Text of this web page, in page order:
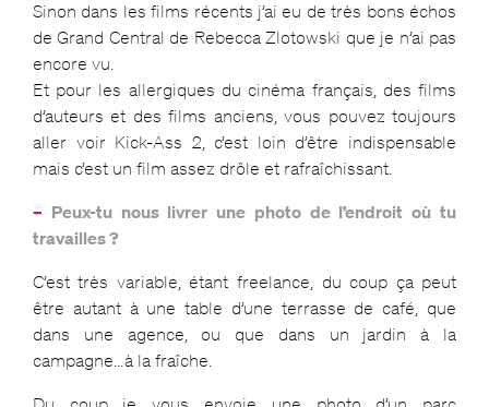
Sinon dans les films récents j’ai eu de très bons échos
de Grand Central de Rebecca Zlotowski que je n’ai pas
encore vu.
Et pour les allergiques du cinéma français, des films
d’auteurs et des films anciens, vous pouvez toujours
aller voir Kick-Ass 2, c’est loin d’être indispensable
mais c’est un film assez drôle et rafraîchissant.
– Peux-tu nous livrer une photo de l’endroit où tu
travailles ?
C’est très variable, étant freelance, du coup ça peut
être autant à une table d’une terrasse de café, que
dans une agence, ou que dans un jardin à la
campagne…à la fraîche.